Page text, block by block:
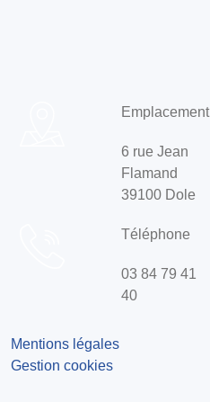
Emplacement
6 rue Jean
Flamand
39100 Dole
Téléphone
03 84 79 41
40
Mentions légales
Gestion cookies